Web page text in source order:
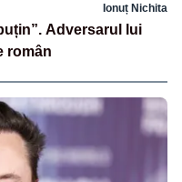
Ionuț Nichita
Adversarul lui
român